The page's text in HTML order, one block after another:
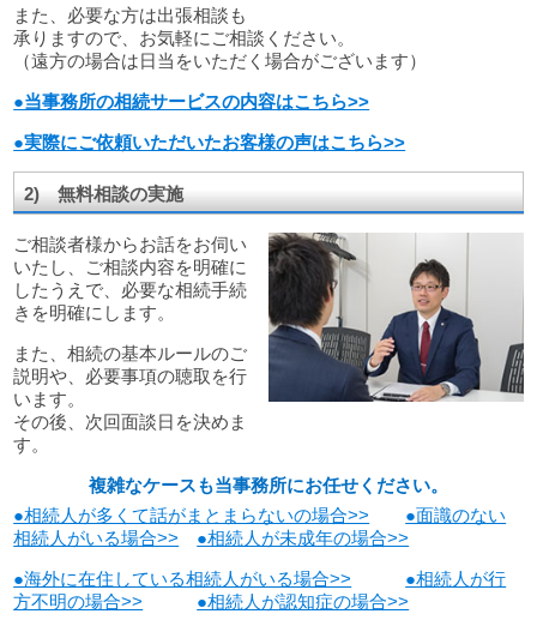
また、必要な方は出張相談も
承りますので、お気軽にご相談ください。
（遠方の場合は日当をいただく場合がございます）
●当事務所の相続サービスの内容はこちら>>
●実際にご依頼いただいたお客様の声はこちら>>
2) 無料相談の実施
ご相談者様からお話をお伺い
いたし、ご相談内容を明確に
したうえで、必要な相続手続
きを明確にします。
また、相続の基本ルールのご
説明や、必要事項の聴取を行
います。
その後、次回面談日を決めま
す。
複雑なケースも当事務所にお任せください。
●相続人が多くて話がまとまらないの場合>>
●面識のない
相続人がいる場合>>
●相続人が未成年の場合>>
●海外に在住している相続人がいる場合>>
●相続人が行
方不明の場合>>
●相続人が認知症の場合>>